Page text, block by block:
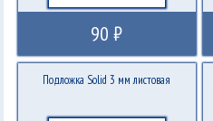
90 ₽
Подложка Solid 3 мм листовая